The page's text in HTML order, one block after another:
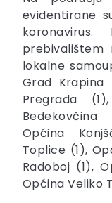
evidentirane
prebivalištem
lokalne
Grad Krapina
Pregrada
Općina
Toplice (1),
Radoboj (1),
Općina Veliko